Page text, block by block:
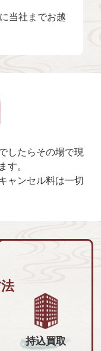
当社までお越
したらその場で現
す。
ャンセル料は一切
持込買取